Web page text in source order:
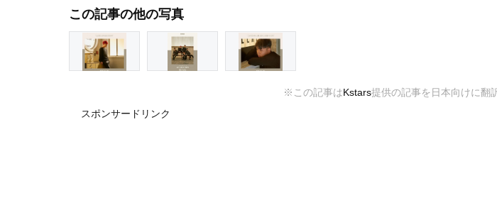
この記事の他の写真
※この記事はKstars提供の記事を日本向けに翻
スポンサードリンク